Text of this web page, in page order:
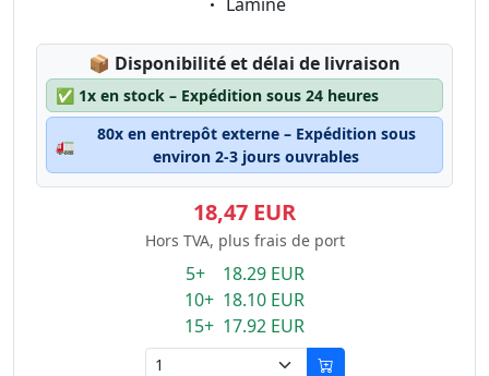
📦 Lagerstatus:
Disponibilité et délai de livraison
✅ 1x en stock – Expédition sous 24 heures
🚛
80x en entrepôt externe – Expédition sous
environ 2-3 jours ouvrables
18,47 EUR
Hors TVA, plus frais de port
5+ 18.29 EUR
10+ 18.10 EUR
15+ 17.92 EUR